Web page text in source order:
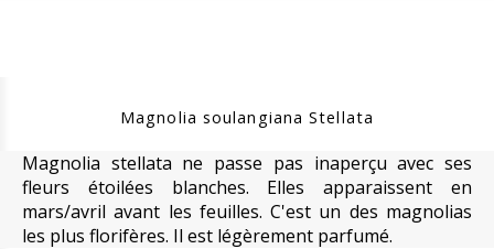
Magnolia soulangiana Stellata
Magnolia stellata ne passe pas inaperçu avec ses
fleurs étoilées blanches. Elles apparaissent en
mars/avril avant les feuilles. C'est un des magnolias
les plus florifères. Il est légèrement parfumé.